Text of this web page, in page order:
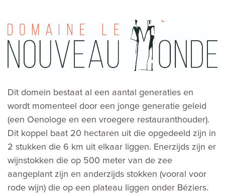
Dit domein bestaat al een aantal generaties en
wordt momenteel door een jonge generatie geleid
(een Oenologe en een vroegere restauranthouder).
Dit koppel baat 20 hectaren uit die opgedeeld zijn in
2 stukken die 6 km uit elkaar liggen. Enerzijds zijn er
wijnstokken die op 500 meter van de zee
aangeplant zijn en anderzijds stokken (vooral voor
rode wijn) die op een plateau liggen onder Béziers.